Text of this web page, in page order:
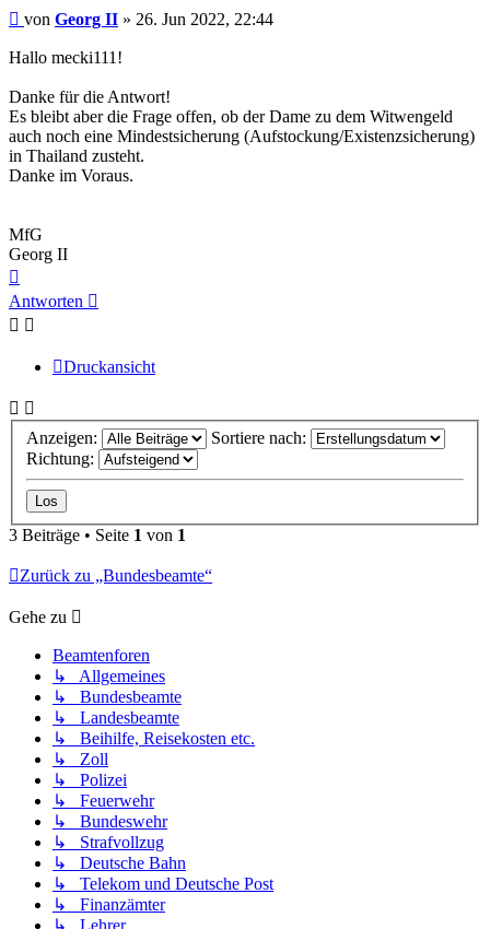
Beitrag
von Georg II » 26. Jun 2022, 22:44
Hallo mecki111!
Danke für die Antwort!
Es bleibt aber die Frage offen, ob der Dame zu dem Witwengeld
auch noch eine Mindestsicherung (Aufstockung/Existenzsicherung)
in Thailand zusteht.
Danke im Voraus.
MfG
Georg II
oben
Antworten
Druckansicht
Anzeigen:
Sortiere nach:
Richtung:
3 Beiträge • Seite 1 von 1
Zurück zu „Bundesbeamte“
Gehe zu
Beamtenforen
↳ Allgemeines
↳ Bundesbeamte
↳ Landesbeamte
↳ Beihilfe, Reisekosten etc.
↳ Zoll
↳ Polizei
↳ Feuerwehr
↳ Bundeswehr
↳ Strafvollzug
↳ Deutsche Bahn
↳ Telekom und Deutsche Post
↳ Finanzämter
↳ Lehrer